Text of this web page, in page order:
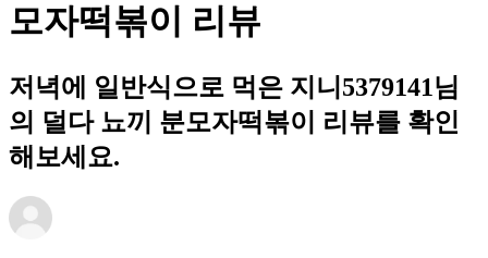
모자떡볶이 리뷰
저녁에 일반식으로 먹은 지니5379141님
의 덜다 뇨끼 분모자떡볶이 리뷰를 확인
해보세요.